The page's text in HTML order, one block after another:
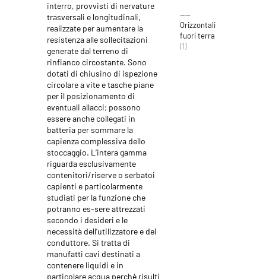
interro, provvisti di nervature
trasversali e longitudinali,
realizzate per aumentare la
resistenza alle sollecitazioni
generate dal terreno di
rinfianco circostante. Sono
dotati di chiusino di ispezione
circolare a vite e tasche piane
per il posizionamento di
eventuali allacci; possono
essere anche collegati in
batteria per sommare la
capienza complessiva dello
stoccaggio. L’intera gamma
riguarda esclusivamente
contenitori/riserve o serbatoi
capienti e particolarmente
studiati per la funzione che
potranno es-sere attrezzati
secondo i desideri e le
necessità dell’utilizzatore e del
conduttore. Si tratta di
manufatti cavi destinati a
contenere liquidi e in
particolare acqua perchè risulti
----
Orizzontali
fuori terra
(1)